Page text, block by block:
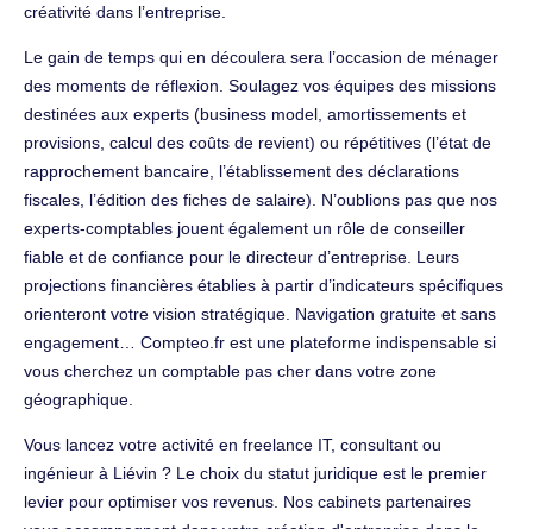
créativité dans l’entreprise.
Le gain de temps qui en découlera sera l’occasion de ménager
des moments de réflexion. Soulagez vos équipes des missions
destinées aux experts (business model, amortissements et
provisions, calcul des coûts de revient) ou répétitives (l’état de
rapprochement bancaire, l’établissement des déclarations
fiscales, l’édition des fiches de salaire). N’oublions pas que nos
experts-comptables jouent également un rôle de conseiller
fiable et de confiance pour le directeur d’entreprise. Leurs
projections financières établies à partir d’indicateurs spécifiques
orienteront votre vision stratégique. Navigation gratuite et sans
engagement… Compteo.fr est une plateforme indispensable si
vous cherchez un comptable pas cher dans votre zone
géographique.
Vous lancez votre activité en freelance IT, consultant ou
ingénieur à Liévin ? Le choix du statut juridique est le premier
levier pour optimiser vos revenus. Nos cabinets partenaires